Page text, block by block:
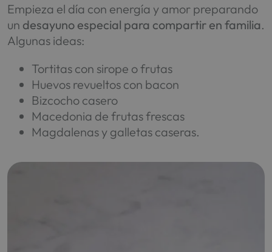
Empieza el día con energía y amor preparando
un desayuno especial para compartir en familia.
Algunas ideas:
Tortitas con sirope o frutas
Huevos revueltos con bacon
Bizcocho casero
Macedonia de frutas frescas
Magdalenas y galletas caseras.